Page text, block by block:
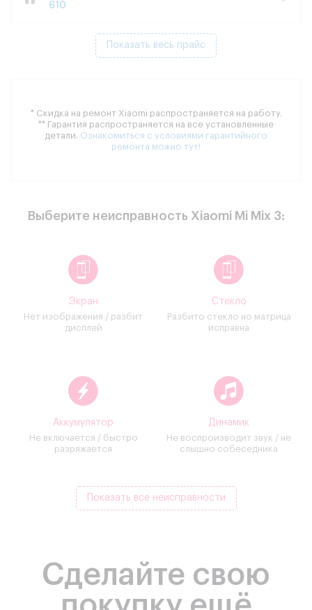
610
Показать весь прайс
* Скидка на ремонт Xiaomi распространяется на работу.
** Гарантия распространяется на все установленные
детали. Ознакомиться с условиями гарантийного
ремонта можно тут!
Выберите неисправность Xiaomi Mi Mix 3:
Экран
Нет изображения / разбит
дисплей
Стекло
Разбито стекло но матрица
исправна
Аккумулятор
Не включается / быстро
разряжается
Динамик
Не воспроизводит звук / не
слышно собеседника
Показать все неисправности
Сделайте свою